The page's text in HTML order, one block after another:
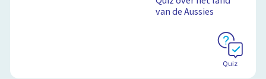
van de Aussies
Quiz